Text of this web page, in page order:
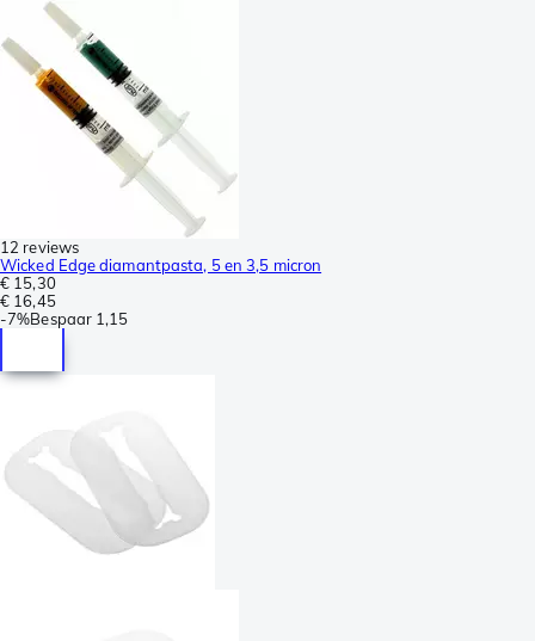
12 reviews
Wicked Edge diamantpasta, 5 en 3,5 micron
€ 15,30
€ 16,45
-7%Bespaar 1,15